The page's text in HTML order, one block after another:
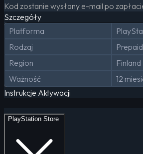
Kod zostanie wysłany e-mail po
Szczegóły
Platforma
Rodzaj
Region
Finland
Ważność
12
Instrukcje Aktywacji
PlayStation Store